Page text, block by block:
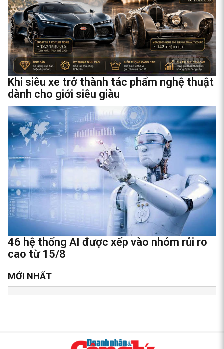
Khi siêu xe trở thành tác phẩm nghệ thuật
dành cho giới siêu giàu
46 hệ thống AI được xếp vào nhóm rủi ro
cao từ 15/8
MỚI NHẤT